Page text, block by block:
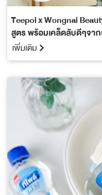
Teepol x Wongnai
สูตร พร้อมเคล็ดลับดีๆจา
เพิ่มเติม